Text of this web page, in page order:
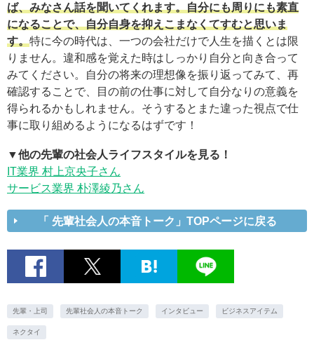
ば、みなさん話を聞いてくれます。自分にも周りにも素直
になることで、自分自身を抑えこまなくてすむと思いま
す。特に今の時代は、一つの会社だけで人生を描くとは限
りません。違和感を覚えた時はしっかり自分と向き合って
みてください。自分の将来の理想像を振り返ってみて、再
確認することで、目の前の仕事に対して自分なりの意義を
得られるかもしれません。そうするとまた違った視点で仕
事に取り組めるようになるはずです！
▼他の先輩の社会人ライフスタイルを見る！
IT業界 村上京央子さん
サービス業界 朴澤綾乃さん
「 先輩社会人の本音トーク」TOPページに戻る
先輩・上司 先輩社会人の本音トーク インタビュー ビジネスアイテム
ネクタイ